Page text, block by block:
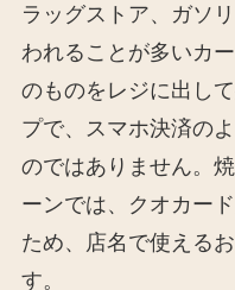
ラッグストア、ガソ
われることが多いカ
のものをレジに出し
プで、スマホ決済の
のではありません。
ーンでは、クオカー
ため、店名で使える
す。